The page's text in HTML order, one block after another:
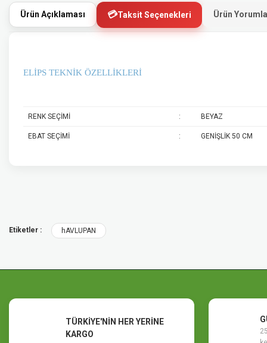
Ürün Açıklaması Taksit Seçenekleri Ürün
ELİPS TEKNİK ÖZELLİKLERİ
RENK SEÇİMİ : BEYAZ
EBAT SEÇİMİ : GENİŞLİK 50 CM
Ürün resmi kalitesiz, bozuk veya görüntülenemiyor.
Etiketler : hAVLUPAN
TÜRKİYE'NİN HER YERİNE
KARGO